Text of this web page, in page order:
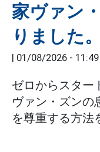
家ヴァン
りました。
| 01/08/2026 - 11:49
ゼロからスター
ヴァン・ズンの
を尊重する方法